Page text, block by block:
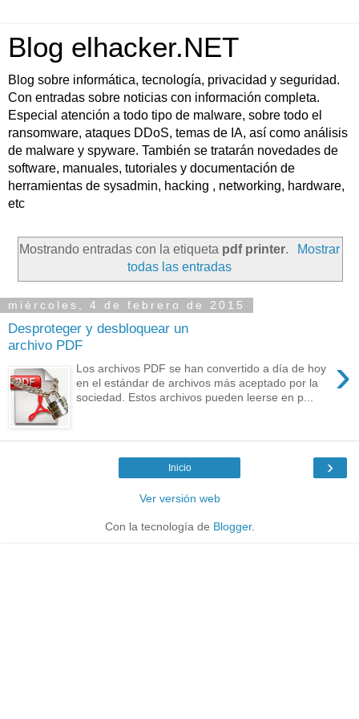
Blog elhacker.NET
Blog sobre informática, tecnología, privacidad y seguridad.
Con entradas sobre noticias con información completa.
Especial atención a todo tipo de malware, sobre todo el
ransomware, ataques DDoS, temas de IA, así como análisis
de malware y spyware. También se tratarán novedades de
software, manuales, tutoriales y documentación de
herramientas de sysadmin, hacking , networking, hardware,
etc
Mostrando entradas con la etiqueta pdf printer.
Mostrar
todas las entradas
miércoles, 4 de febrero de 2015
Desproteger y desbloquear un
archivo PDF
›
Los archivos PDF se han convertido a día de hoy
en el estándar de archivos más aceptado por la
sociedad. Estos archivos pueden leerse en p...
›
Inicio
Ver versión web
Con la tecnología de Blogger.